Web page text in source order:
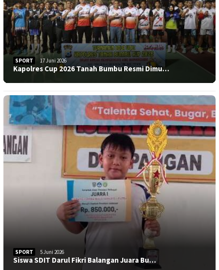
SPORT 17 Juni 2026
Kapolres Cup 2026 Tanah Bumbu Resmi Dimu…
SPORT 5 Juni 2026
Siswa SDIT Darul Fikri Balangan Juara Bu…